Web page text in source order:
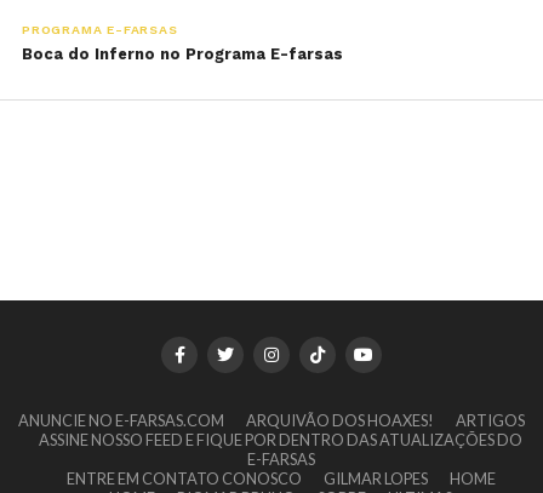
PROGRAMA E-FARSAS
Boca do Inferno no Programa E-farsas
ANUNCIE NO E-FARSAS.COM ARQUIVÃO DOS HOAXES!
ARTIGOS
ASSINE NOSSO FEED E FIQUE POR DENTRO DAS ATUALIZAÇÕES DO
E-FARSAS
ENTRE EM CONTATO CONOSCO
GILMAR LOPES
HOME